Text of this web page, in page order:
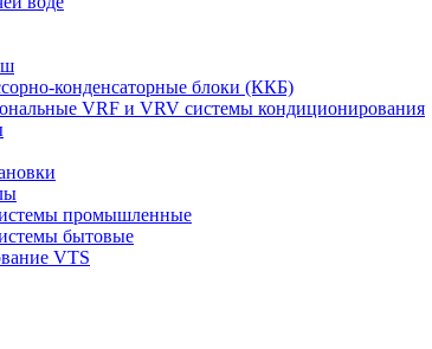
конденсаторные блоки (ККБ)
VRF и VRV системы кондиционирования
промышленные
бытовые
VTS